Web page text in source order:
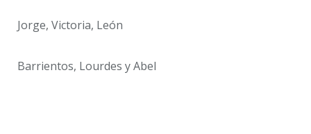
Jorge, Victoria, León
Barrientos, Lourdes y Abel